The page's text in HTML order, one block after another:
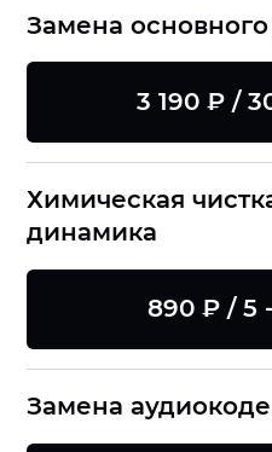
Замена
3 190 ₽ /
Химическая
динамика
890 ₽ / 5
Замена